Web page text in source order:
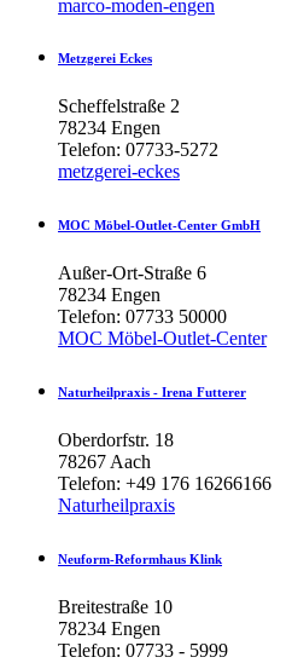
marco-moden-engen
Metzgerei Eckes
Scheffelstraße 2
78234 Engen
Telefon: 07733-5272
metzgerei-eckes
MOC Möbel-Outlet-Center GmbH
Außer-Ort-Straße 6
78234 Engen
Telefon: 07733 50000
MOC Möbel-Outlet-Center
Naturheilpraxis - Irena Futterer
Oberdorfstr. 18
78267 Aach
Telefon: +49 176 16266166
Naturheilpraxis
Neuform-Reformhaus Klink
Breitestraße 10
78234 Engen
Telefon: 07733 - 5999